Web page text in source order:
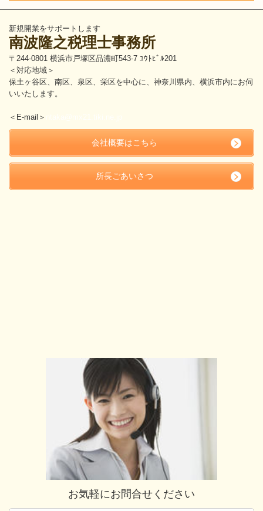
新規開業をサポートします
南波隆之税理士事務所
〒244-0801 横浜市戸塚区品濃町543-7 ﾕｳﾄﾋﾞﾙ201
＜対応地域＞
保土ヶ谷区、南区、泉区、栄区を中心に、神奈川県内、横浜市内にお伺
いいたします。
＜E-mail＞
会社概要はこちら
所長ごあいさつ
お気軽にお問合せください